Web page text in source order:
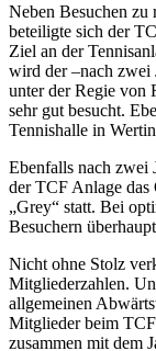
Neben Besuchen zu
beteiligte sich der
Ziel an der
wird der –nach zwei
unter der Regie von
sehr gut besucht.
Tennishalle in
Ebenfalls nach zwei
der TCF Anlage das
„Grey“ statt. Bei
Besuchern überhaupt
Nicht ohne Stolz
Mitgliederzahlen.
allgemeinen
Mitglieder beim TCF
zusammen mit dem